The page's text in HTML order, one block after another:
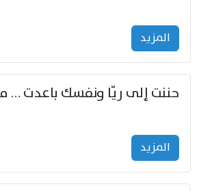
المزید
المزید